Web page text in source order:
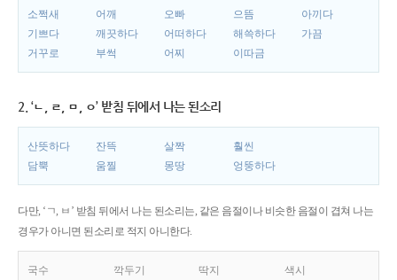
소쩍새 어깨 오빠 으뜸
아끼다
기쁘다
깨끗하다 어떠하다 해쓱하다
가끔
거꾸로
부썩 어찌 이따금
2. ‘ㄴ, ㄹ, ㅁ, ㅇ’ 받침 뒤에서 나는 된소리
산뜻하다 잔뜩 살짝
훨씬
담뿍
움찔 몽땅 엉뚱하다
다만, ‘ㄱ, ㅂ’ 받침 뒤에서 나는 된소리는, 같은 음절이나 비슷한 음절이 겹쳐 나는
경우가 아니면 된소리로 적지 아니한다.
국수 깍두기 딱지
색시